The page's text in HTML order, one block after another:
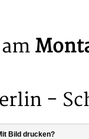
-
Bild drucken?